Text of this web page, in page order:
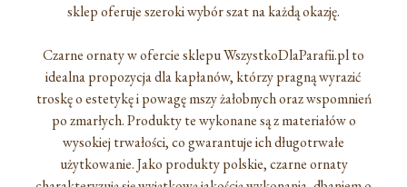
sklep oferuje szeroki wybór szat na każdą okazję.
Czarne ornaty w ofercie sklepu WszystkoDlaParafii.pl to
idealna propozycja dla kapłanów, którzy pragną wyrazić
troskę o estetykę i powagę mszy żałobnych oraz wspomnień
po zmarłych. Produkty te wykonane są z materiałów o
wysokiej trwałości, co gwarantuje ich długotrwałe
użytkowanie. Jako produkty polskie, czarne ornaty